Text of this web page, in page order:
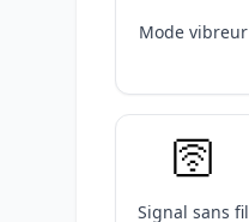
Mode vibreur
🛜
Signal sans fil